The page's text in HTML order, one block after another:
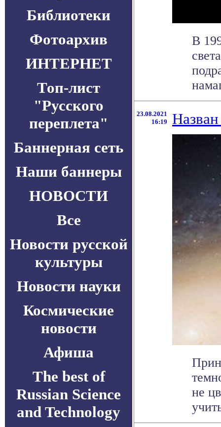
Библиотеки
Фотоархив
ИНТЕРНЕТ
Топ-лист
"Русского
переплета"
Баннерная сеть
Наши баннеры
НОВОСТИ
Все
Новости русской
культуры
Новости науки
Космические
новости
Афиша
The best of
Russian Science
and Technology
В
23.08.2021
16:19
не